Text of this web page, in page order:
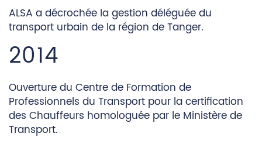
ALSA a décrochée la gestion déléguée du
transport urbain de la région de Tanger.
2014
Ouverture du Centre de Formation de
Professionnels du Transport pour la certification
des Chauffeurs homologuée par le Ministère de
Transport.